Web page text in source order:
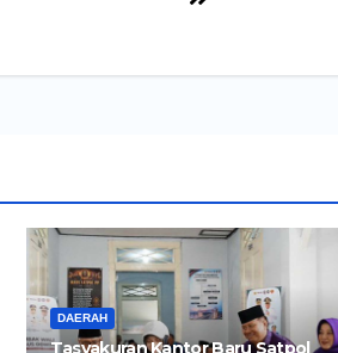
DAERAH
Tasyakuran Kantor Baru Satpol